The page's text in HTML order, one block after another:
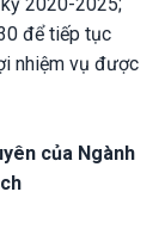
để tiếp tục
nhiệm vụ được
của Ngành